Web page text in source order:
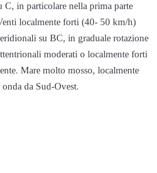
C, in particolare nella prima parte
localmente forti (40- 50 km/h)
su BC, in graduale rotazione
moderati o localmente forti
Mare molto mosso, localmente
da Sud-Ovest.